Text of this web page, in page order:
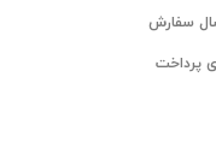
سفارش
پرداخت